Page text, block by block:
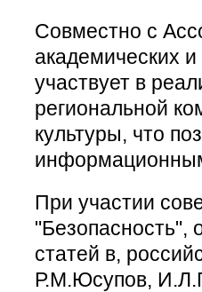
Совместно с
академических
участвует в
региональной
культуры, что
При участии
"Безопасность",
статей в,
Р.М.Юсупов,